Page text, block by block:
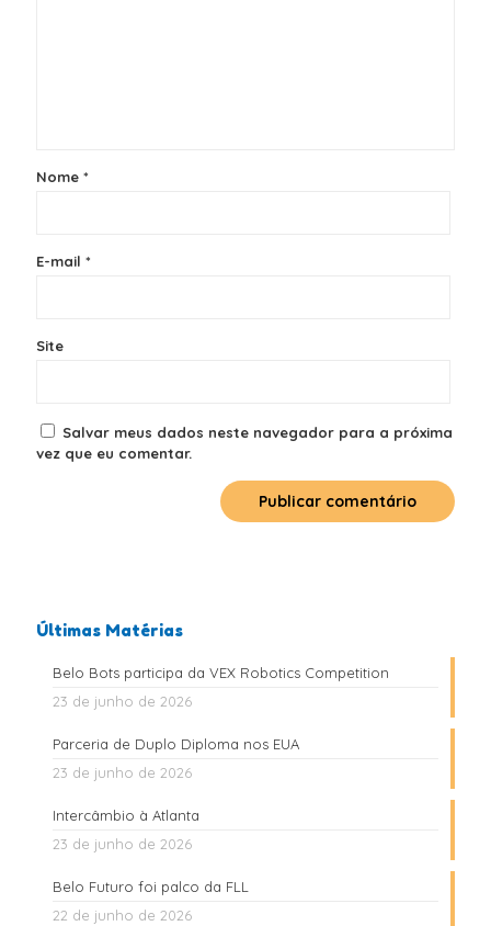
Nome *
E-mail *
Site
Salvar meus dados neste navegador para a próxima
vez que eu comentar.
Últimas Matérias
Belo Bots participa da VEX Robotics Competition
23 de junho de 2026
Parceria de Duplo Diploma nos EUA
23 de junho de 2026
Intercâmbio à Atlanta
23 de junho de 2026
Belo Futuro foi palco da FLL
22 de junho de 2026